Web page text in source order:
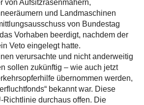
von Aufsitzrasenmähern,
und Landmaschinen
von Bundestag
Vorhaben beerdigt, nachdem der
Veto eingelegt hatte.
verursachte und nicht anderweitig
sollen zukünftig – wie auch jetzt
übernommen werden,
bekannt war. Diese
Richtlinie durchaus offen. Die